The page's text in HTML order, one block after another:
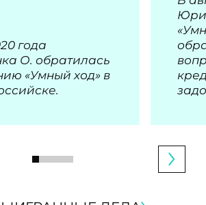
года
О. обратилась
«Умный ход» в